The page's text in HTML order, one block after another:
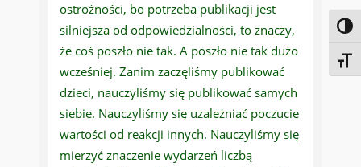
ostrożności, bo potrzeba publikacji jest
silniejsza od odpowiedzialności, to znaczy,
że coś poszło nie tak. A poszło nie tak dużo
wcześniej. Zanim zaczęliśmy publikować
dzieci, nauczyliśmy się publikować samych
siebie. Nauczyliśmy się uzależniać poczucie
wartości od reakcji innych. Nauczyliśmy się
mierzyć znaczenie wydarzeń liczbą